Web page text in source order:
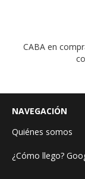
CABA en
NAVEGACIÓN
Quiénes somos
¿Cómo llego?